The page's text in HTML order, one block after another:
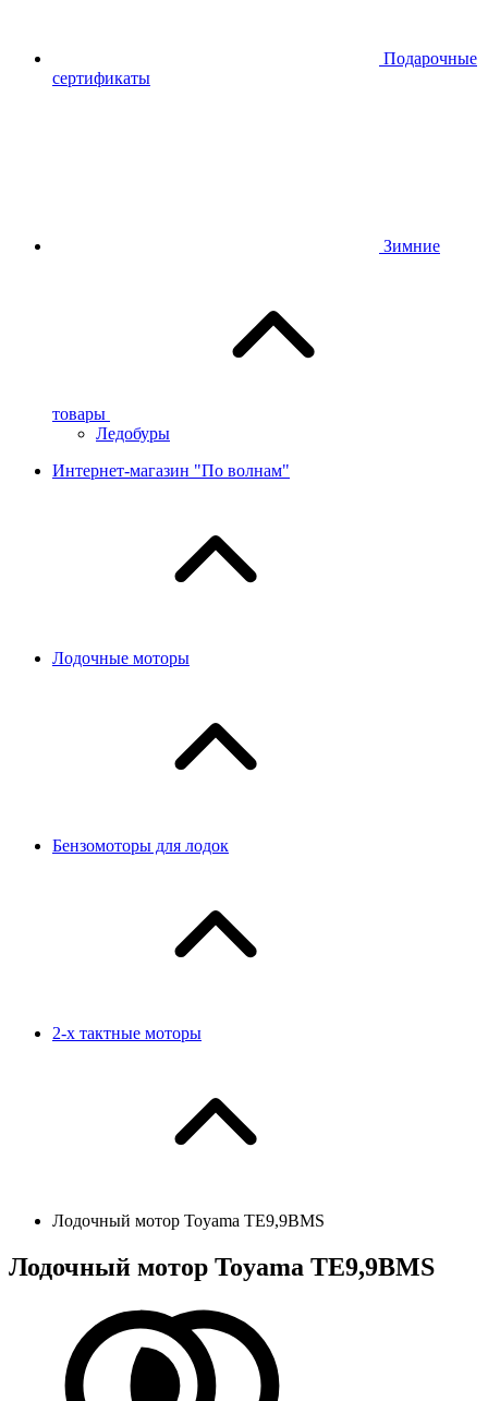
Подарочные
сертификаты
Зимние
товары
Ледобуры
Интернет-магазин "По волнам"
Лодочные моторы
Бензомоторы для лодок
2-х тактные моторы
Лодочный мотор Toyama TЕ9,9BMS
Лодочный мотор Toyama TЕ9,9BMS